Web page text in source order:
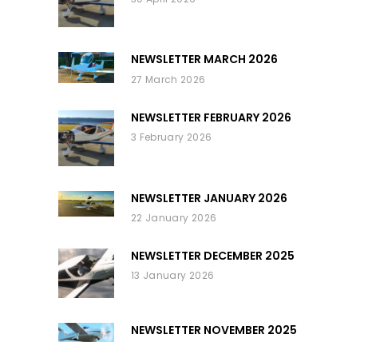
NEWSLETTER MARCH 2026
27 March 2026
NEWSLETTER FEBRUARY 2026
3 February 2026
NEWSLETTER JANUARY 2026
22 January 2026
NEWSLETTER DECEMBER 2025
13 January 2026
NEWSLETTER NOVEMBER 2025